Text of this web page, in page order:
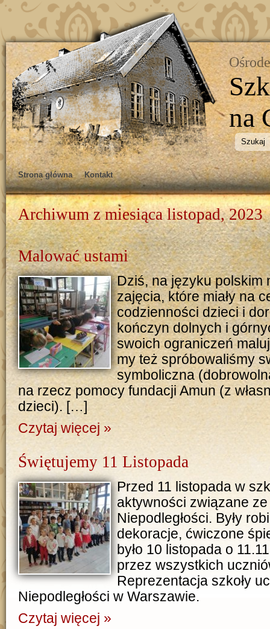
na
Strona główna Kontakt
Archiwum z miesiąca listopad, 2023
Malować ustami
Dziś, na języku polskim
zajęcia, które miały na
codzienności dzieci i
kończyn dolnych i
swoich ograniczeń
my też spróbowaliśmy
symboliczna
na rzecz pomocy fundacji Amun (z
dzieci). […]
Czytaj więcej »
Świętujemy 11 Listopada
Przed 11 listopada w
aktywności związane
Niepodległości. Były
dekoracje, ćwiczone
było 10 listopada o
przez wszystkich
Reprezentacja szkoły
Niepodległości w Warszawie.
Czytaj więcej »